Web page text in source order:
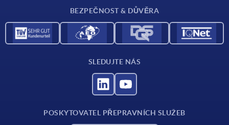
BEZPEČNOST & DŮVĚRA
SLEDUJTE NÁS
POSKYTOVATEL PŘEPRAVNÍCH SLUŽEB